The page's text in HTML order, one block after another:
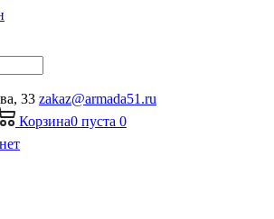
33 zakaz@armada51.ru
Корзина0 пуста 0